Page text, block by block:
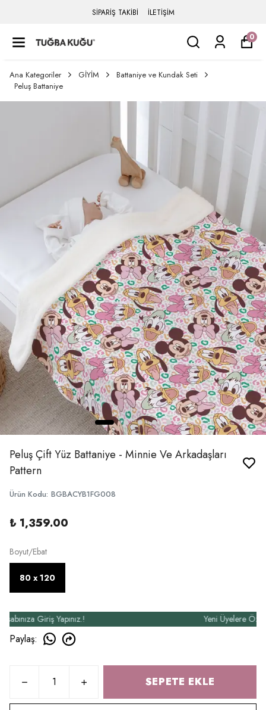
SİPARİŞ TAKİBİ İLETİŞİM
0
Ana Kategoriler GİYİM
Battaniye ve Kundak Seti
Peluş Battaniye
Peluş Çift Yüz Battaniye - Minnie Ve Arkadaşları
Pattern
Ürün Kodu: BGBACYB1FG008
₺ 1,359.00
Boyut/Ebat
80 x 120
Giriş Yapınız.! Yeni Üyelere Özel
Paylaş:
SEPETE EKLE